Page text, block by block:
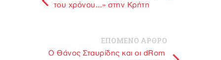
του χρόνου…» στην Κρήτη
ΕΠΟΜΕΝΟ ΑΡΘΡΟ
Ο Θάνος Σταυρίδης και οι dRom